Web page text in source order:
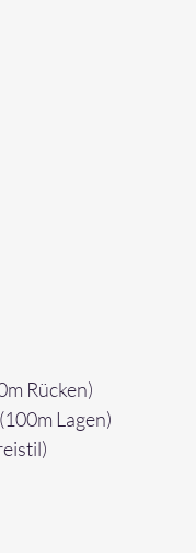
Rücken)
Lagen)